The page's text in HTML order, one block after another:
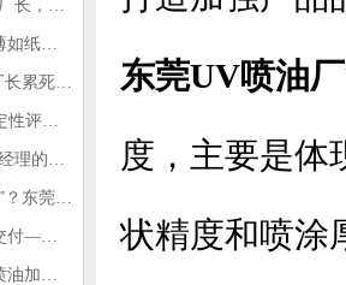
东莞UV喷油厂的生产厂长，到底在给工
东莞喷油加工厂利润薄如纸？这四项基本
80%的东莞注塑喷油厂长累死累活，利
定量考核盯紧QCD，定性评价看好配合
东莞UV喷油工厂品质经理的四项核心管
“钱没少发，人却跑了”？东莞注塑喷油
稳良率、降损耗、保交付——东莞这家U
零库存在东莞全自动喷油加工厂不可行的
东莞UV喷油厂
度，主要是体
状精度和喷涂